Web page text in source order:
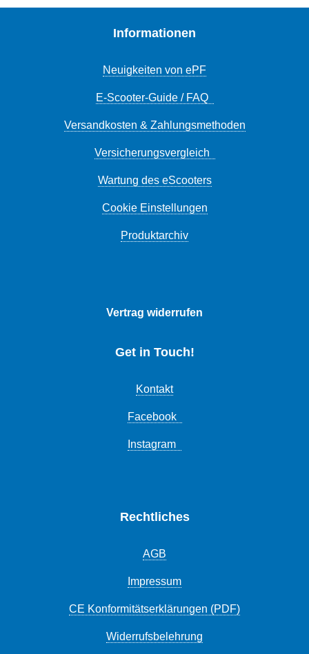
Informationen
Neuigkeiten von ePF
E-Scooter-Guide / FAQ
Versandkosten & Zahlungsmethoden
Versicherungsvergleich
Wartung des eScooters
Cookie Einstellungen
Produktarchiv
Vertrag widerrufen
Get in Touch!
Kontakt
Facebook
Instagram
Rechtliches
AGB
Impressum
CE Konformitätserklärungen (PDF)
Widerrufsbelehrung